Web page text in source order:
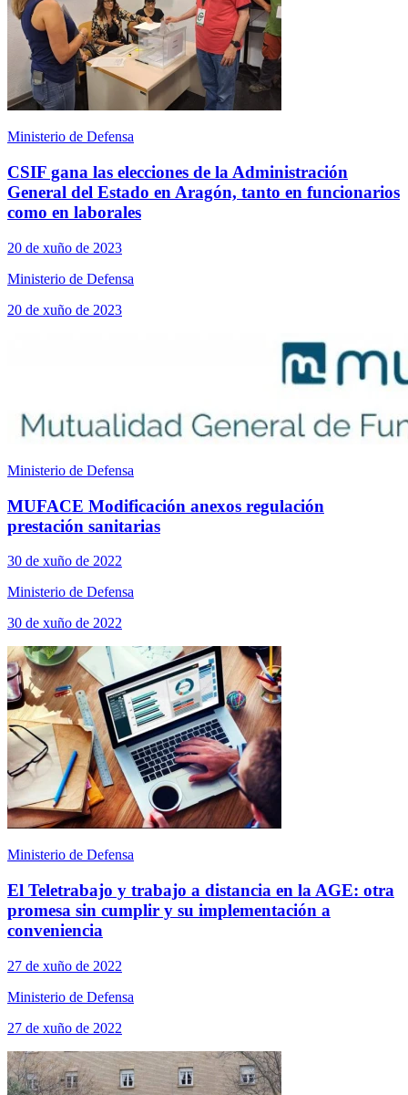
Ministerio de Defensa
CSIF gana las elecciones de la Administración
General del Estado en Aragón, tanto en funcionarios
como en laborales
20 de xuño de 2023
Ministerio de Defensa
20 de xuño de 2023
Ministerio de Defensa
MUFACE Modificación anexos regulación
prestación sanitarias
30 de xuño de 2022
Ministerio de Defensa
30 de xuño de 2022
Ministerio de Defensa
El Teletrabajo y trabajo a distancia en la AGE: otra
promesa sin cumplir y su implementación a
conveniencia
27 de xuño de 2022
Ministerio de Defensa
27 de xuño de 2022